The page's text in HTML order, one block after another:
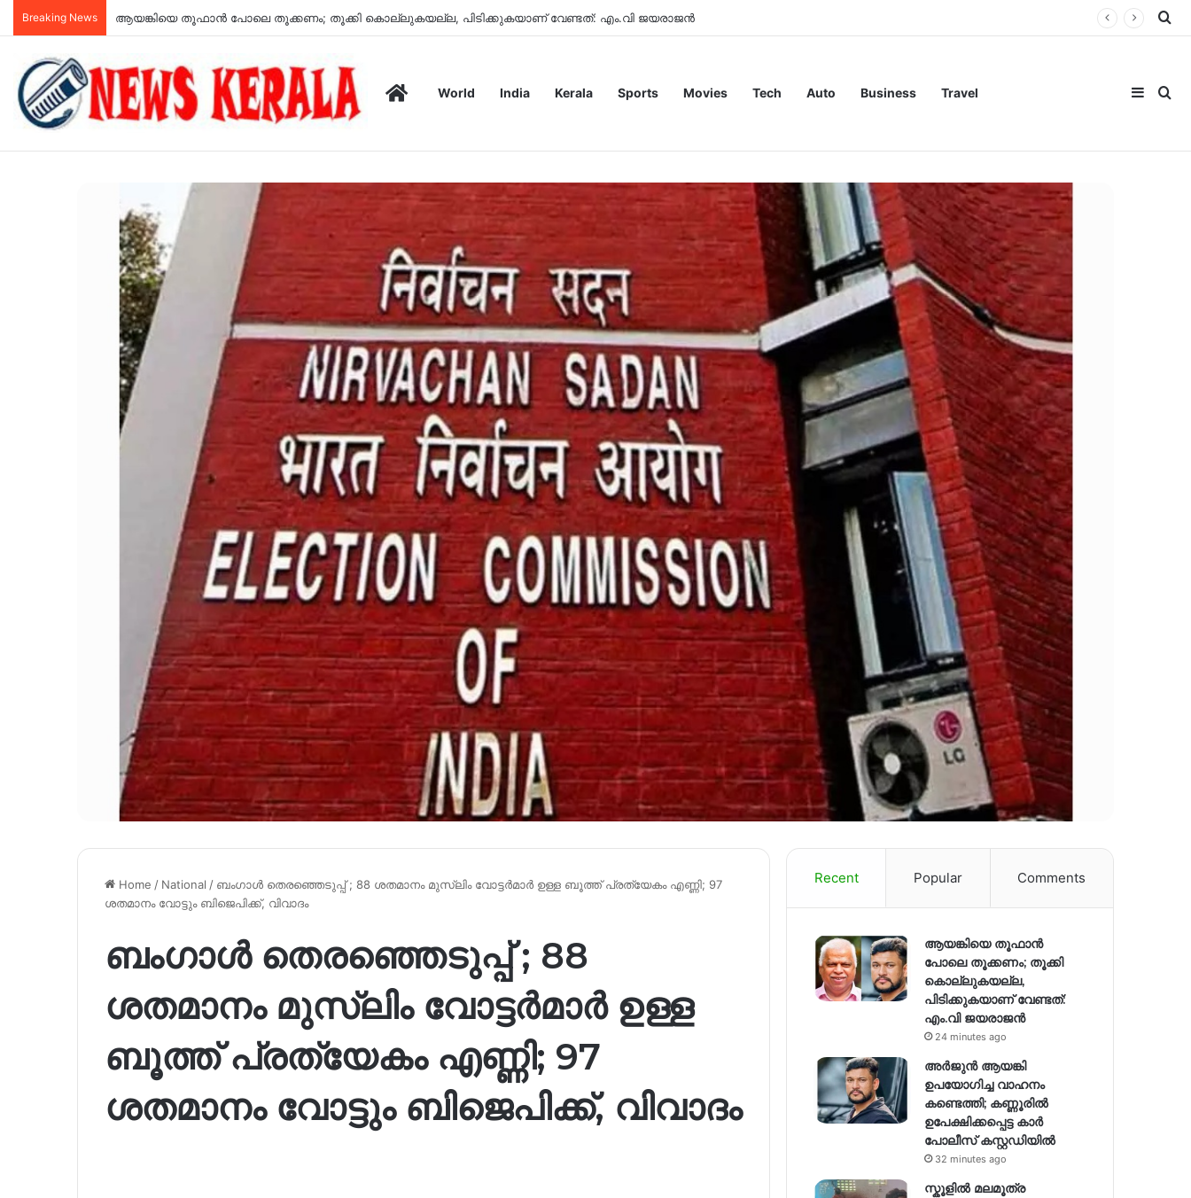
Breaking News അർജുൻ ആയങ്കി ഉപയോഗിച്ച വാഹനം കണ്ടെത്തി; കണ്ണൂരിൽ ഉപേക്ഷിക്കപ്പെട്ട കാർ പോലീസ് കസ്റ്റഡിയിൽ
HomeWorld India Kerala Sports Movies Tech Auto Business Travel
Home / National / ബംഗാൾ തെരഞ്ഞെടുപ്പ് ; 88 ശതമാനം മുസ്‌ലിം വോട്ടർമാർ ഉള്ള ബൂത്ത് പ്രത്യേകം എണ്ണി; 97
ശതമാനം വോട്ടും ബിജെപിക്ക്, വിവാദം
ബംഗാൾ തെരഞ്ഞെടുപ്പ് ; 88
ശതമാനം മുസ്‌ലിം വോട്ടർമാർ ഉള്ള
ബൂത്ത് പ്രത്യേകം എണ്ണി; 97
ശതമാനം വോട്ടും ബിജെപിക്ക്, വിവാദം
Recent Popular Comments
ആയങ്കിയെ തൂഫാൻ
പോലെ തൂക്കണം; തൂക്കി
കൊല്ലുകയല്ല,
പിടിക്കുകയാണ് വേണ്ടത്:
എം.വി ജയരാജൻ
24 minutes ago
അർജുൻ ആയങ്കി
ഉപയോഗിച്ച വാഹനം
കണ്ടെത്തി; കണ്ണൂരിൽ
ഉപേക്ഷിക്കപ്പെട്ട കാർ
പോലീസ് കസ്റ്റഡിയിൽ
32 minutes ago
സ്കൂളിൽ മലമൂത്ര